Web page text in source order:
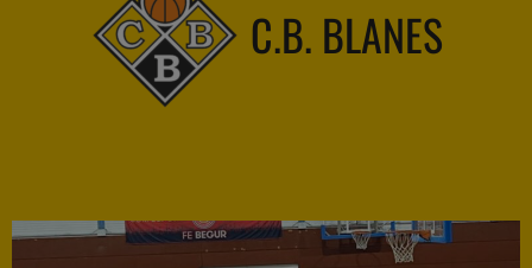
C.B. BLANES